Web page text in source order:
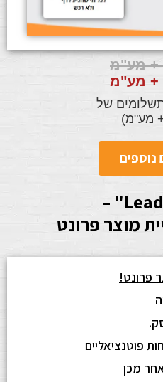
עד 5 תשלומים של
נוספים
"סלאפ Leads" –
מוצר פרונט
פרונט!
פוטנציאליים
מכן